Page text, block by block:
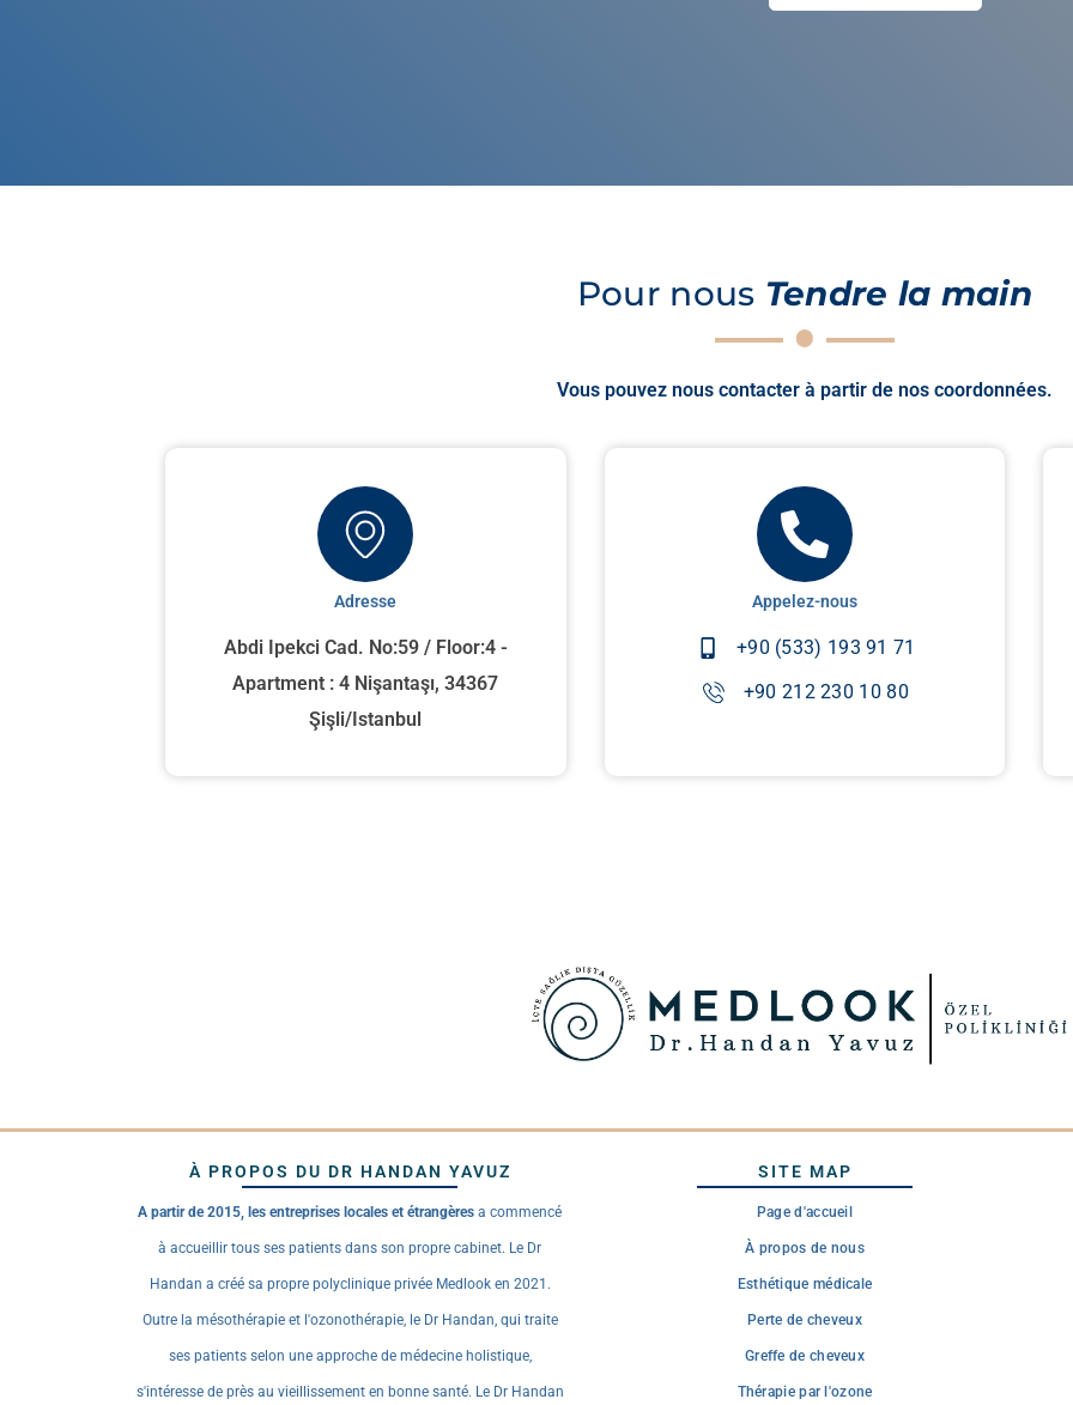
Pour nous Tendre la main
Vous pouvez nous contacter à partir de nos coordonnées.
Adresse
Abdi Ipekci Cad. No:59 / Floor:4 -
Apartment : 4 Nişantaşı, 34367
Şişli/Istanbul
Appelez-nous
+90 (533) 193 91 71
+90 212 230 10 80
À PROPOS DU DR HANDAN YAVUZ
A partir de 2015, les entreprises locales et étrangères a commencé
à accueillir tous ses patients dans son propre cabinet. Le Dr
Handan a créé sa propre polyclinique privée Medlook en 2021.
Outre la mésothérapie et l'ozonothérapie, le Dr Handan, qui traite
ses patients selon une approche de médecine holistique,
s'intéresse de près au vieillissement en bonne santé. Le Dr Handan
SITE MAP
Page d'accueil
À propos de nous
Esthétique médicale
Perte de cheveux
Greffe de cheveux
Thérapie par l'ozone